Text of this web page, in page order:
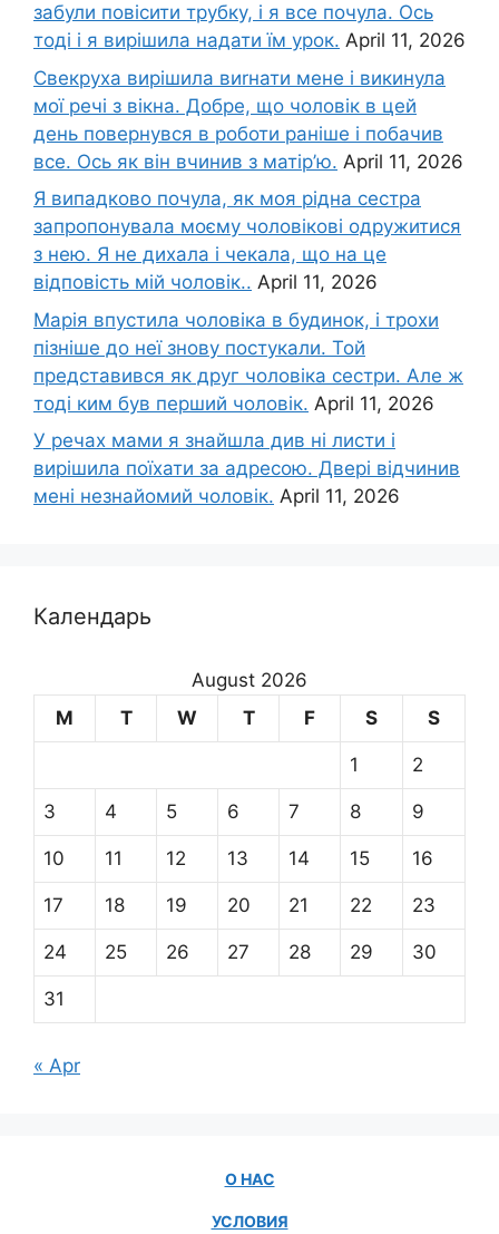
забули повісити трубку, і я все почула. Ось
тоді і я вирішила надати їм урок. April 11, 2026
Свекруха вирішила виrнати мене і викинула
мої речі з вікна. Добре, що чоловік в цей
день повернувся в роботи раніше і побачив
все. Ось як він вчинив з матір’ю. April 11, 2026
Я випадково почула, як моя рідна сестра
запропонувала моєму чоловікові одружитися
з нею. Я не дихала і чекала, що на це
відповість мій чоловік.. April 11, 2026
Марія впустила чоловіка в будинок, і трохи
пізніше до неї знову постукали. Той
представився як друг чоловіка сестри. Але ж
тоді ким був перший чоловік. April 11, 2026
У речах мами я знайшла див ні листи і
вирішила поїхати за адресою. Двері відчинив
мені незнайомий чоловік. April 11, 2026
Календарь
August 2026
M
T W T F S S
1 2
3 4 5 6 7 8 9
10 11 12 13 14 15 16
17 18 19 20 21 22 23
24 25 26 27 28 29 30
31
« Apr
О НАС
УСЛОВИЯ